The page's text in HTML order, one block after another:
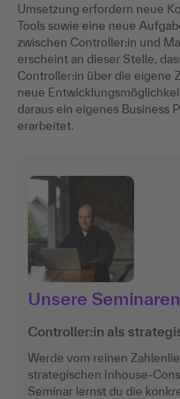
Umsetzung erfordern neue
Tools sowie eine neue
zwischen Controller:in und
erscheint an dieser Stelle,
Controller:in über die eigene
neue
daraus ein eigenes Business
erarbeitet.
Unsere
Controller:in als
Werde vom reinen
strategischen Inhouse-
Seminar lernst du die